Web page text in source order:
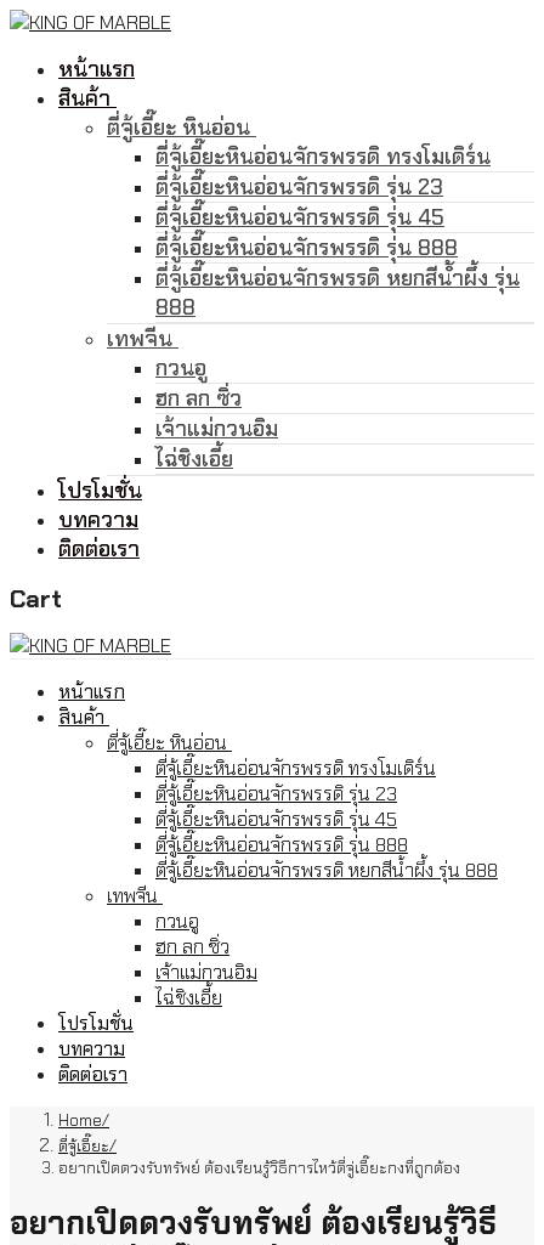
Skip
content
Menu
Close
หน้าแรก
สินค้า
ตี่จู้เอี๊ยะ หินอ่อน
ตี่จู้เอี๊ยะหินอ่อนจักรพรรดิ ทรงโมเดิร์น
ตี่จู้เอี๊ยะหินอ่อนจักรพรรดิ รุ่น 23
ตี่จู้เอี๊ยะหินอ่อนจักรพรรดิ รุ่น 45
ตี่จู้เอี๊ยะหินอ่อนจักรพรรดิ รุ่น 888
ตี่จู้เอี๊ยะหินอ่อนจักรพรรดิ หยกสีน้ำผึ้ง รุ่น
888
เทพจีน
กวนอู
ฮก ลก ซิ่ว
เจ้าแม่กวนอิม
ไฉ่ชิงเอี้ย
โปรโมชั่น
บทความ
ติดต่อเรา
Cart
หน้าแรก
สินค้า
ตี่จู้เอี๊ยะ หินอ่อน
ตี่จู้เอี๊ยะหินอ่อนจักรพรรดิ ทรงโมเดิร์น
ตี่จู้เอี๊ยะหินอ่อนจักรพรรดิ รุ่น 23
ตี่จู้เอี๊ยะหินอ่อนจักรพรรดิ รุ่น 45
ตี่จู้เอี๊ยะหินอ่อนจักรพรรดิ รุ่น 888
ตี่จู้เอี๊ยะหินอ่อนจักรพรรดิ หยกสีน้ำผึ้ง รุ่น 888
เทพจีน
กวนอู
ฮก ลก ซิ่ว
เจ้าแม่กวนอิม
ไฉ่ชิงเอี้ย
โปรโมชั่น
บทความ
ติดต่อเรา
Home
ตี่จู้เอี๊ยะ
อยากเปิดดวงรับทรัพย์ ต้องเรียนรู้วิธีการไหว้ตี่จู่เอี๊ยะกงที่ถูกต้อง
อยากเปิดดวงรับทรัพย์ ต้องเรียนรู้วิธี